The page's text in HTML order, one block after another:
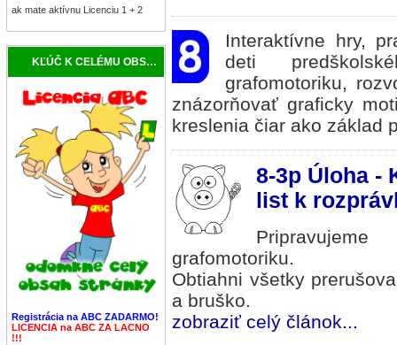
ak mate aktívnu Licenciu 1 + 2
KĽÚČ K CELÉMU OBSAHU
Registrácia na ABC ZADARMO!
LICENCIA na ABC ZA LACNO
!!!
Interaktívne hry,
deti
grafomotoriku,
znázorňovať graficky
kreslenia čiar ako základ
8-3p Úloha -
list k
grafomotoriku.
Obtiahni všetky
a bruško.
zobraziť celý článok...